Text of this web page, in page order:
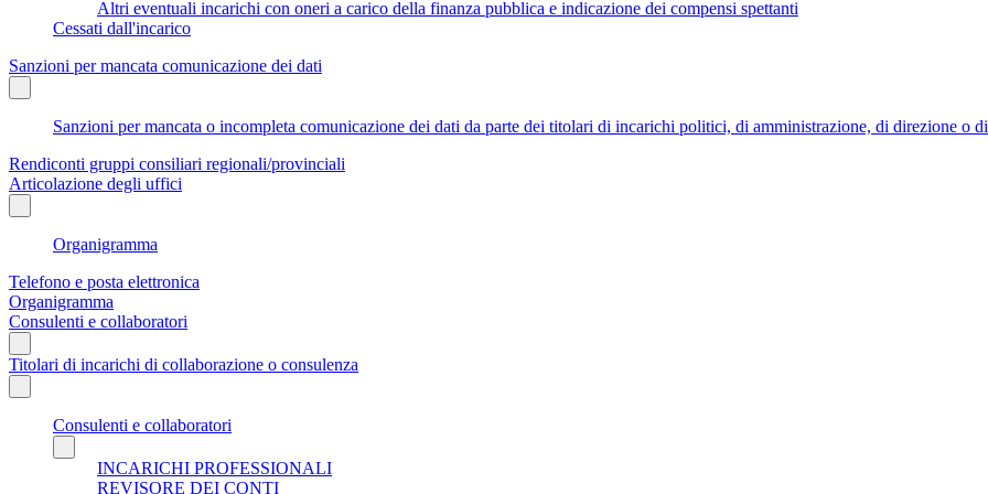
Altri eventuali incarichi con oneri a carico della finanza pubblica e indicazione dei compensi spettanti
Cessati dall'incarico
Sanzioni per mancata comunicazione dei dati
Sanzioni per mancata o incompleta comunicazione dei dati da parte dei titolari di incarichi politici, di amministrazione, di direzione o
Rendiconti gruppi consiliari regionali/provinciali
Articolazione degli uffici
Organigramma
Telefono e posta elettronica
Organigramma
Consulenti e collaboratori
Titolari di incarichi di collaborazione o consulenza
Consulenti e collaboratori
INCARICHI PROFESSIONALI
REVISORE DEI CONTI